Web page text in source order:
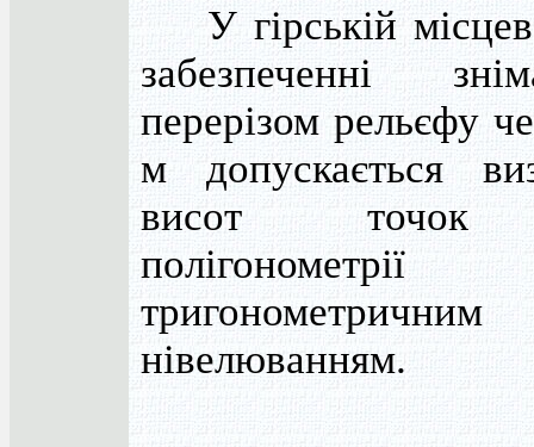
У гірській
забезпеченні
перерізом рельєфу
м допускається
висот точок
полігонометрії
тригонометричним
нівелюванням.